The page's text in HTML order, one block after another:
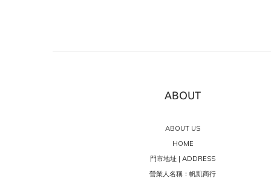
ABOUT
ABOUT US
HOME
門市地址 | ADDRESS
營業人名稱：帆凱商行